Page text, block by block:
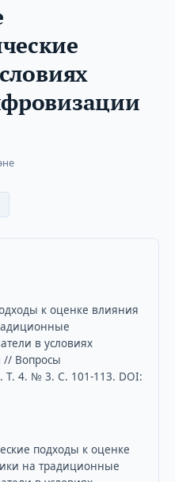
к оценке влияния
в условиях
// Вопросы
Т. 4. № 3. С. 101-113. DOI:
подходы к оценке
на традиционные